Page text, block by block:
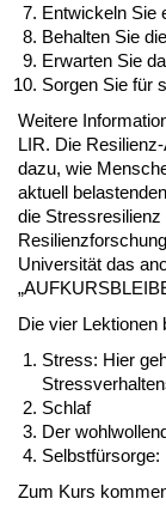
Entwickeln Sie
Behalten Sie
Erwarten Sie
Sorgen Sie für
Weitere
LIR. Die
dazu, wie
aktuell
die
Universität das
Die vier Lektionen
Stress: Hier
Schlaf
Der
Selbstfürsorge:
Zum Kurs